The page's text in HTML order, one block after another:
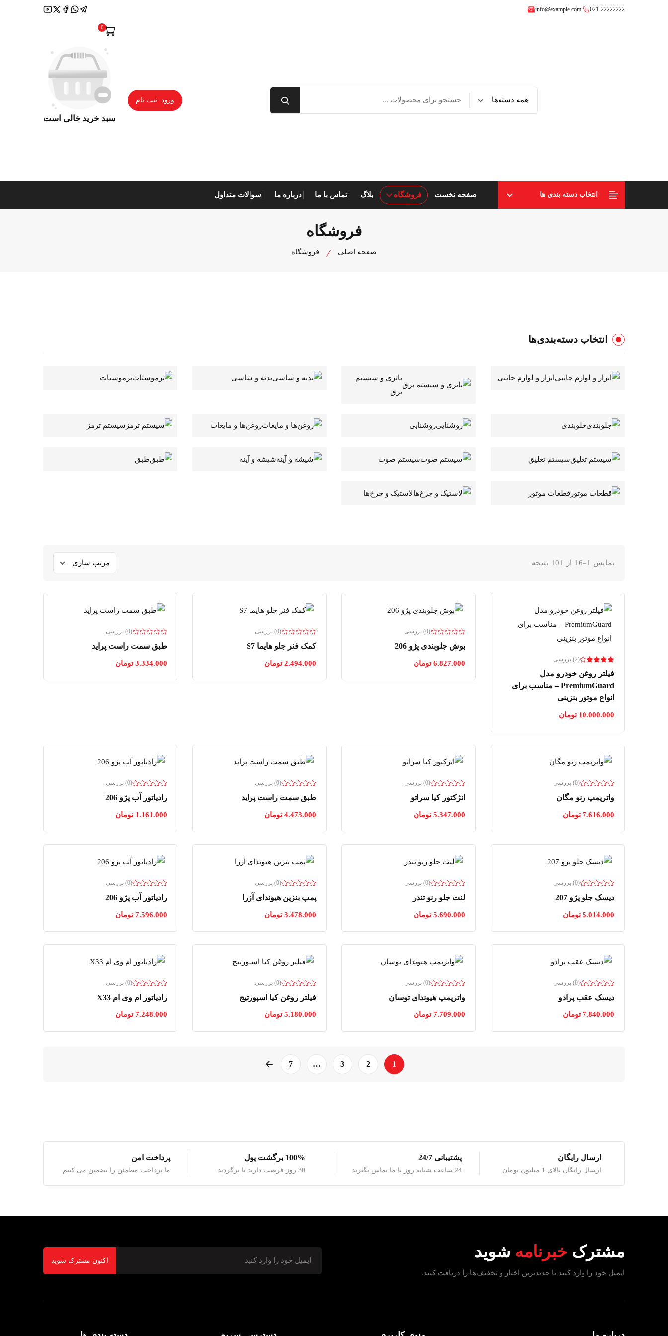
021-22222222
info@example.com
ورود ثبت نام
0
سبد خرید خالی است
انتخاب دسته بندی ها صفحه نخست فروشگاه بلاگ تماس با ما درباره ما سوالات متداول
فروشگاه
صفحه اصلی فروشگاه
انتخاب دسته‌بندی‌ها
ابزار و لوازم جانبی
باتری و سیستم
برق
بدنه و شاسی ترموستات
جلوبندی روشنایی روغن‌ها و مایعات سیستم ترمز
سیستم تعلیق سیستم صوت شیشه و آینه طبق
قطعات موتور لاستیک و چرخ‌ها
نمایش 1–16 از 101 نتیجه
(2) بررسی
فیلتر روغن خودرو مدل
PremiumGuard – مناسب برای
انواع موتور بنزینی
10.000.000 تومان
(0) بررسی
بوش جلوبندی پژو 206
6.827.000 تومان
(0) بررسی
کمک فنر جلو هایما S7
2.494.000 تومان
(0) بررسی
طبق سمت راست پراید
3.334.000 تومان
(0) بررسی
واترپمپ رنو مگان
7.616.000 تومان
(0) بررسی
انژکتور کیا سراتو
5.347.000 تومان
(0) بررسی
طبق سمت راست پراید
4.473.000 تومان
(0) بررسی
رادیاتور آب پژو 206
1.161.000 تومان
(0) بررسی
دیسک جلو پژو 207
5.014.000 تومان
(0) بررسی
لنت جلو رنو تندر
5.690.000 تومان
(0) بررسی
پمپ بنزین هیوندای آزرا
3.478.000 تومان
(0) بررسی
رادیاتور آب پژو 206
7.596.000 تومان
(0) بررسی
دیسک عقب پرادو
7.840.000 تومان
(0) بررسی
واترپمپ هیوندای توسان
7.709.000 تومان
(0) بررسی
فیلتر روغن کیا اسپورتیج
5.180.000 تومان
(0) بررسی
رادیاتور ام وی ام X33
7.248.000 تومان
1
2
3
…
7
ارسال رایگان
ارسال رایگان بالای 1 میلیون تومان
پشتیبانی 24/7
24 ساعت شبانه روز با ما تماس بگیرید
100% برگشت پول
30 روز فرصت دارید تا برگردید
پرداخت امن
ما پرداخت مطمئن را تضمین می کنیم
مشترک خبرنامه شوید
ایمیل خود را وارد کنید تا جدیدترین اخبار و تخفیف‌ها را دریافت کنید.
اکنون مشترک شوید